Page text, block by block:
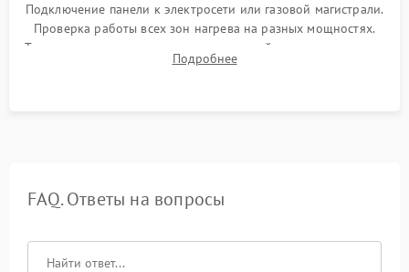
Подключение панели к электросети или газовой магистрали.
Проверка работы всех зон нагрева на разных мощностях.
Тестирование сенсорного управления, таймера, индикаторов
остаточного тепла и систем защиты от перегрева.
Подробнее
FAQ. Ответы на вопросы